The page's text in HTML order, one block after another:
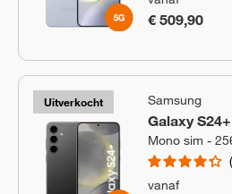
€ 509,90
Uitverkocht Samsung
Galaxy S24+
Mono sim -
vanaf